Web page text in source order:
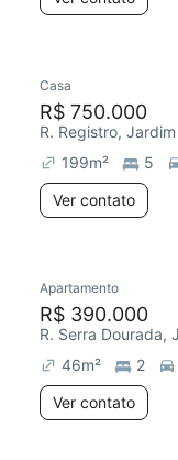
Casa
R$ 750.000
R. Registro,
199m² 5
Ver contato
Redecorar
Apartamento
R$ 390.000
R. Serra Dourada,
46m² 2
Ver contato